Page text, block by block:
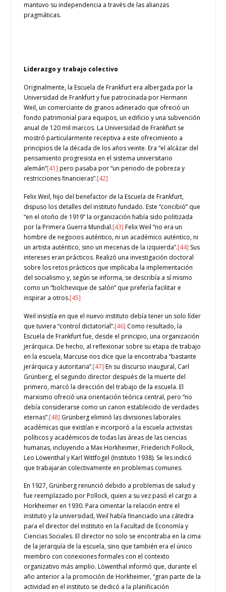
mantuvo su independencia a través de las alianzas
pragmáticas.
Liderazgo y trabajo colectivo
Originalmente, la Escuela de Frankfurt era albergada por la
Universidad de Frankfurt y fue patrocinada por Hermann
Weil, un comerciante de granos adinerado que ofreció un
fondo patrimonial para equipos, un edificio y una subvención
anual de 120 mil marcos. La Universidad de Frankfurt se
mostró particularmente receptiva a este ofrecimiento a
principios de la década de los años veinte. Era “el alcázar del
pensamiento progresista en el sistema universitario
alemán”[41] pero pasaba por “un periodo de pobreza y
restricciones financieras”.[42]
Felix Weil, hijo del benefactor de la Escuela de Frankfurt,
dispuso los detalles del instituto fundado. Este “concibió” que
“en el otoño de 1919” la organización había sido politizada
por la Primera Guerra Mundial.[43] Felix Weil “no era un
hombre de negocios auténtico, ni un académico auténtico, ni
un artista auténtico, sino un mecenas de la izquierda”.[44] Sus
intereses eran prácticos. Realizó una investigación doctoral
sobre los retos prácticos que implicaba la implementación
del socialismo y, según se informa, se describía a sí mismo
como un “bolchevique de salón” que prefería facilitar e
inspirar a otros.[45]
Weil insistía en que el nuevo instituto debía tener un solo líder
que tuviera “control dictatorial”.[46] Como resultado, la
Escuela de Frankfurt fue, desde el principio, una organización
jerárquica. De hecho, al reflexionar sobre su etapa de trabajo
en la escuela, Marcuse nos dice que la encontraba “bastante
jerárquica y autoritaria”.[47] En su discurso inaugural, Carl
Grünberg, el segundo director después de la muerte del
primero, marcó la dirección del trabajo de la escuela. El
marxismo ofreció una orientación teórica central, pero “no
debía considerarse como un canon establecido de verdades
eternas”.[48] Grünberg eliminó las divisiones laborales
académicas que existían e incorporó a la escuela activistas
políticos y académicos de todas las áreas de las ciencias
humanas, incluyendo a Max Horkheimer, Friederich Pollock,
Leo Löwenthal y Karl Wittfogel (Instituto 1938). Se les indicó
que trabajaran colectivamente en problemas comunes.
En 1927, Grünberg renunció debido a problemas de salud y
fue reemplazado por Pollock, quien a su vez pasó el cargo a
Horkheimer en 1930. Para cimentar la relación entre el
instituto y la universidad, Weil había financiado una cátedra
para el director del instituto en la Facultad de Economía y
Ciencias Sociales. El director no solo se encontraba en la cima
de la jerarquía de la escuela, sino que también era el único
miembro con conexiones formales con el contexto
organizativo más amplio. Löwenthal informó que, durante el
año anterior a la promoción de Horkheimer, “gran parte de la
actividad en el instituto se dedicó a la planificación